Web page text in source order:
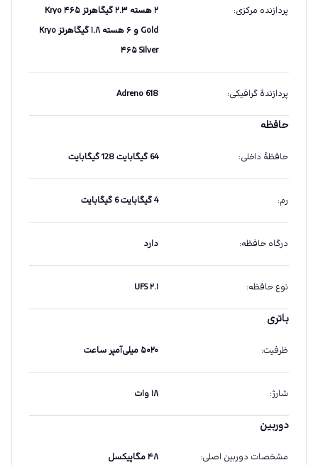
پردازنده مرکزی:
۲ هسته ۲.۳ گیگاهرتز Kryo ۴۶۵
Gold و ۶ هسته ۱.۸ گیگاهرتز Kryo
۴۶۵ Silver
پردازندهٔ گرافیکی:
Adreno 618
حافظه
حافظهٔ داخلی: 64 گیگابایت 128 گیگابایت
رم: 4 گیگابایت 6 گیگابایت
درگاه حافظه: دارد
نوع حافظه: UFS ۲.۱
باتری
ظرفیت: ۵۰۲۰ میلی‌آمپر ساعت
شارژ: ۱۸ وات
دوربین
مشخصات دوربین اصلی: ۴۸ مگاپیکسل